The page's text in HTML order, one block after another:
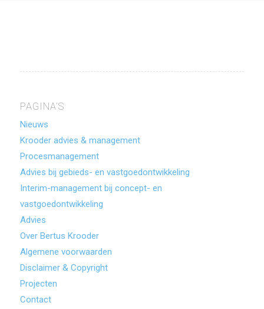
PAGINA’S
Nieuws
Krooder advies & management
Procesmanagement
Advies bij gebieds- en vastgoedontwikkeling
Interim-management bij concept- en
vastgoedontwikkeling
Advies
Over Bertus Krooder
Algemene voorwaarden
Disclaimer & Copyright
Projecten
Contact